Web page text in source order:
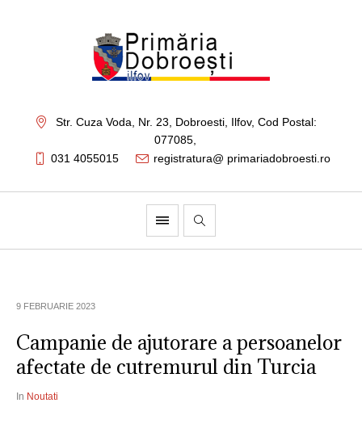
Str. Cuza Voda, Nr. 23 Dobroesti, Ilfov, Cod Postal:
077085,
031 4055015
registratura@ primariadobroesti.ro
9 FEBRUARIE 2023
Campanie de ajutorare a persoanelor
afectate de cutremurul din Turcia
In Noutati